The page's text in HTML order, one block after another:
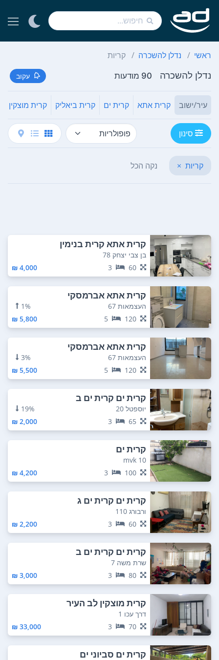
ראשי נדלן להשכרה קריות
נדלן להשכרה 90 מודעות עקוב
עיר/ישוב קרית אתא קרית ים קרית ביאליק קרית מוצקין
סינון
קריות × נקה הכל
קרית אתא קרית בנימין
בן צבי יצחק 78
60
3
4,000 ₪
קרית אתא אברמסקי
העצמאות 67
1%
120
5
5,800 ₪
קרית אתא אברמסקי
העצמאות 67
3%
120
5
5,500 ₪
קרית ים קרית ים ב
יוספטל 20
19%
65
3
2,000 ₪
קרית ים
mvk 10
100
3
4,200 ₪
קרית ים קרית ים ג
ורבורג 110
60
3
2,200 ₪
קרית ים קרית ים ב
שרת משה 7
80
3
3,000 ₪
קרית מוצקין לב העיר
דרך עכו 1
70
3
33,000 ₪
קרית ים סביוני ים